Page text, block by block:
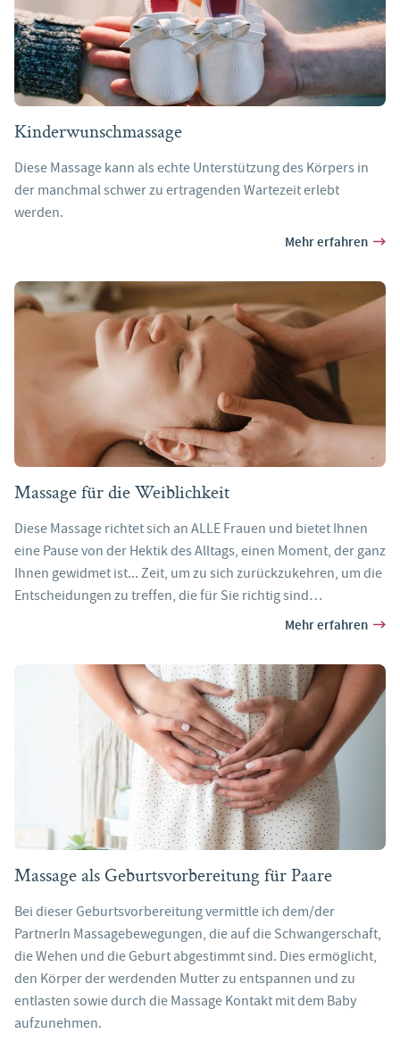
Kinderwunschmassage
Diese Massage kann als echte Unterstützung des Körpers in
der manchmal schwer zu ertragenden Wartezeit erlebt
werden.
Mehr erfahren
Massage für die Weiblichkeit
Diese Massage richtet sich an ALLE Frauen und bietet Ihnen
eine Pause von der Hektik des Alltags, einen Moment, der ganz
Ihnen gewidmet ist... Zeit, um zu sich zurückzukehren, um die
Entscheidungen zu treffen, die für Sie richtig sind…
Mehr erfahren
Massage als Geburtsvorbereitung für Paare
Bei dieser Geburtsvorbereitung vermittle ich dem/der
PartnerIn Massagebewegungen, die auf die Schwangerschaft,
die Wehen und die Geburt abgestimmt sind. Dies ermöglicht,
den Körper der werdenden Mutter zu entspannen und zu
entlasten sowie durch die Massage Kontakt mit dem Baby
aufzunehmen.